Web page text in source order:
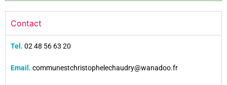
Contact
Tel. 02 48 56 63 20
Email. communestchristophelechaudry@wanadoo.fr